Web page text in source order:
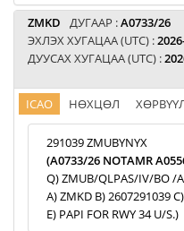
ZMKD ДУГААР :A0733/26
ЭХЛЭХ ХУГАЦАА (UTC) :
ДУУСАХ ХУГАЦАА (UTC) :
ICAO НӨХЦӨЛ
291039 ZMUBYNYX
(A0733/26 NOTAMR
Q) ZMUB/QLPAS/IV/BO /
A) ZMKD B) 2607291039
E) PAPI FOR RWY 34 U/S.)